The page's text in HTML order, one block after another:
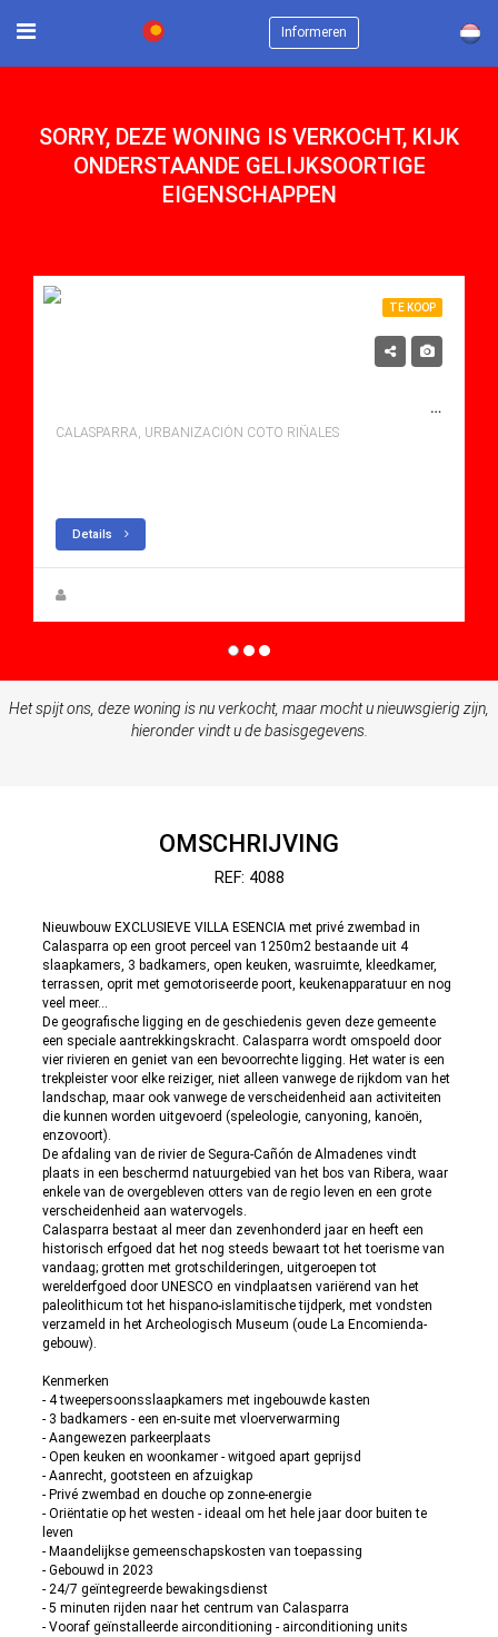
Informeren ×
SORRY, DEZE WONING IS VERKOCHT, KIJK
ONDERSTAANDE GELIJKSOORTIGE
EIGENSCHAPPEN
TE KOOP
TE KOOP VILLA IN URBANIZACIÃ³N COTO RIÃ±ALES, CALASPARRA MET ZWEMBAD
CALASPARRA, URBANIZACIÓN COTO RIÑALES
Details
Het spijt ons, deze woning is nu verkocht, maar mocht u nieuwsgierig zijn,
hieronder vindt u de basisgegevens.
OMSCHRIJVING
REF: 4088
Nieuwbouw EXCLUSIEVE VILLA ESENCIA met privé zwembad in
Calasparra op een groot perceel van 1250m2 bestaande uit 4
slaapkamers, 3 badkamers, open keuken, wasruimte, kleedkamer,
terrassen, oprit met gemotoriseerde poort, keukenapparatuur en nog
veel meer...
De geografische ligging en de geschiedenis geven deze gemeente
een speciale aantrekkingskracht. Calasparra wordt omspoeld door
vier rivieren en geniet van een bevoorrechte ligging. Het water is een
trekpleister voor elke reiziger, niet alleen vanwege de rijkdom van het
landschap, maar ook vanwege de verscheidenheid aan activiteiten
die kunnen worden uitgevoerd (speleologie, canyoning, kanoën,
enzovoort).
De afdaling van de rivier de Segura-Cañón de Almadenes vindt
plaats in een beschermd natuurgebied van het bos van Ribera, waar
enkele van de overgebleven otters van de regio leven en een grote
verscheidenheid aan watervogels.
Calasparra bestaat al meer dan zevenhonderd jaar en heeft een
historisch erfgoed dat het nog steeds bewaart tot het toerisme van
vandaag; grotten met grotschilderingen, uitgeroepen tot
werelderfgoed door UNESCO en vindplaatsen variërend van het
paleolithicum tot het hispano-islamitische tijdperk, met vondsten
verzameld in het Archeologisch Museum (oude La Encomienda-
gebouw).
Kenmerken
- 4 tweepersoonsslaapkamers met ingebouwde kasten
- 3 badkamers - een en-suite met vloerverwarming
- Aangewezen parkeerplaats
- Open keuken en woonkamer - witgoed apart geprijsd
- Aanrecht, gootsteen en afzuigkap
- Privé zwembad en douche op zonne-energie
- Oriëntatie op het westen - ideaal om het hele jaar door buiten te
leven
- Maandelijkse gemeenschapskosten van toepassing
- Gebouwd in 2023
- 24/7 geïntegreerde bewakingsdienst
- 5 minuten rijden naar het centrum van Calasparra
- Vooraf geïnstalleerde airconditioning - airconditioning units